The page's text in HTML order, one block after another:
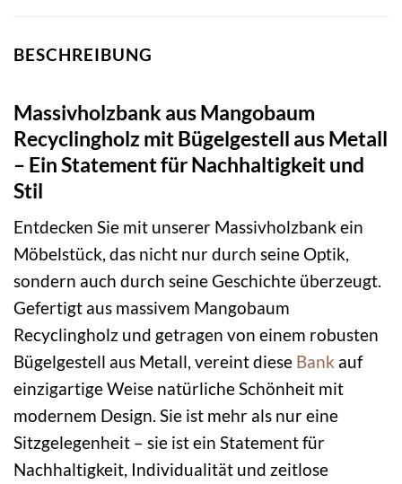
BESCHREIBUNG
Massivholzbank aus Mangobaum
Recyclingholz mit Bügelgestell aus Metall
– Ein Statement für Nachhaltigkeit und
Stil
Entdecken Sie mit unserer Massivholzbank ein
Möbelstück, das nicht nur durch seine Optik,
sondern auch durch seine Geschichte überzeugt.
Gefertigt aus massivem Mangobaum
Recyclingholz und getragen von einem robusten
Bügelgestell aus Metall, vereint diese Bank auf
einzigartige Weise natürliche Schönheit mit
modernem Design. Sie ist mehr als nur eine
Sitzgelegenheit – sie ist ein Statement für
Nachhaltigkeit, Individualität und zeitlose